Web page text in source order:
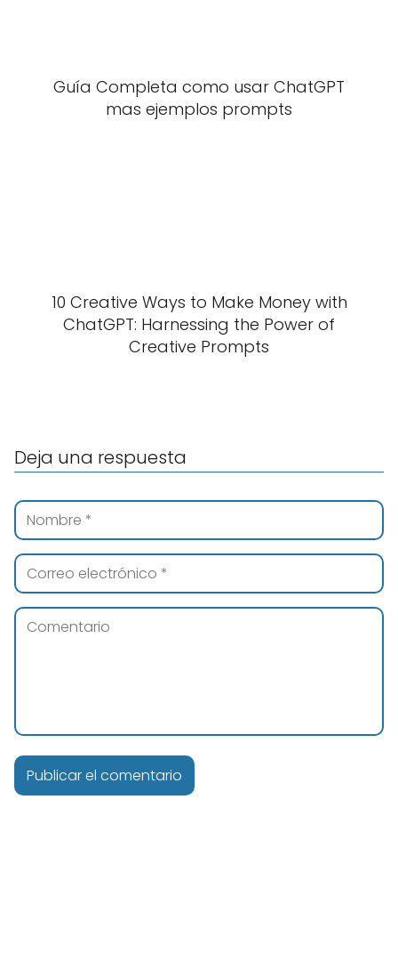
Guía Completa como usar ChatGPT
mas ejemplos prompts
10 Creative Ways to Make Money with
ChatGPT: Harnessing the Power of
Creative Prompts
Deja una respuesta